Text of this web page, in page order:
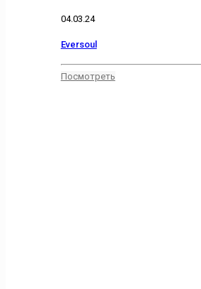
04.03.24
Eversoul
Посмотреть